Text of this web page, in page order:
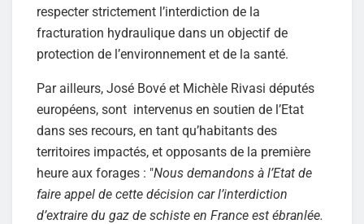
respecter strictement l’interdiction de la
fracturation hydraulique dans un objectif de
protection de l’environnement et de la santé.
Par ailleurs, José Bové et Michèle Rivasi députés
européens, sont intervenus en soutien de l’Etat
dans ses recours, en tant qu’habitants des
territoires impactés, et opposants de la première
heure aux forages : "Nous demandons à l’Etat de
faire appel de cette décision car l’interdiction
d’extraire du gaz de schiste en France est ébranlée.